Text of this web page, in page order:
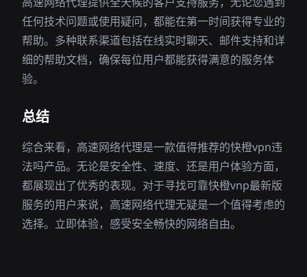
任何技术问题或使用疑问，都能在第一时间获得专业的
帮助。多种联系渠道包括在线实时聊天、邮件支持和详
细的帮助文档，确保每位用户都能获得满意的服务体
验。
总结
综合来看，高速网络代理是一款值得推荐的快橙vpn违
法吗产品。无论是安全性、速度、还是用户体验方面，
都展现出了优秀的表现。对于寻找可靠快橙vnp最新版
服务的用户来说，高速网络代理无疑是一个值得考虑的
选择。立即体验，感受安全畅快的网络自由。